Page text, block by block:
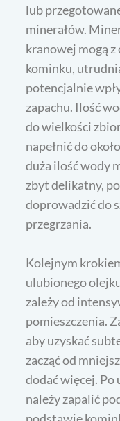
lub
minerałów.
kranowej mogą z
kominku,
potencjalnie
zapachu. Ilość
do wielkości
napełnić do
duża ilość wody
zbyt delikatny,
doprowadzić do
przegrzania.
Kolejnym
ulubionego
zależy od
pomieszczenia.
aby uzyskać
zacząć od
dodać więcej. Po
należy zapalić
podstawie